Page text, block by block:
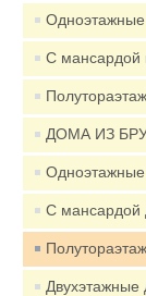
С мансардой
ДОМА ИЗ
С мансардой
Двухэтажные